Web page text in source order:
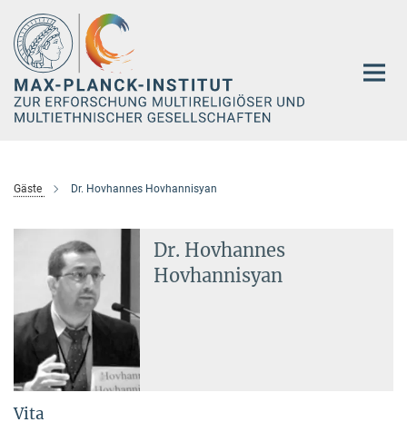
Hauptinhalt
Gäste Dr. Hovhannes Hovhannisyan
Dr. Hovhannes
Hovhannisyan
Vita